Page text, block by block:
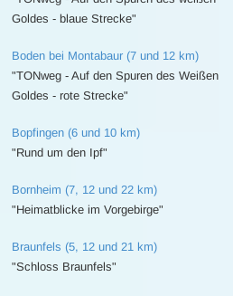
Goldes - blaue Strecke"
Boden bei Montabaur (7 und 12 km)
"TONweg - Auf den Spuren des Weißen
Goldes - rote Strecke"
Bopfingen (6 und 10 km)
"Rund um den Ipf"
Bornheim (7, 12 und 22 km)
"Heimatblicke im Vorgebirge"
Braunfels (5, 12 und 21 km)
"Schloss Braunfels"